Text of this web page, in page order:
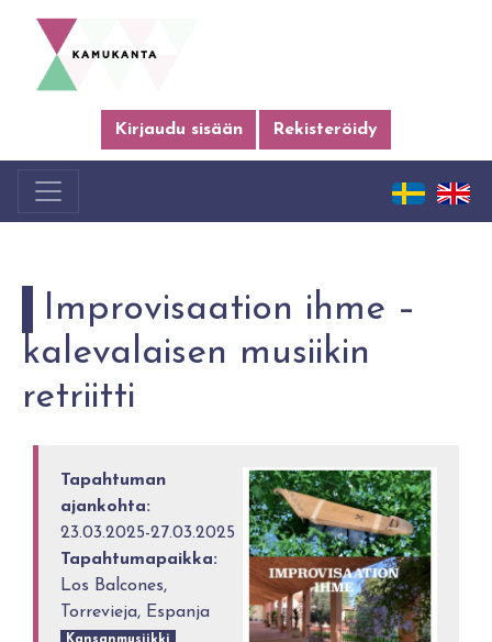
Kirjaudu sisään Rekisteröidy
Improvisaation ihme –
kalevalaisen musiikin
retriitti
Tapahtuman
ajankohta:
23.03.2025-27.03.2025
Tapahtumapaikka:
Los Balcones,
Torrevieja, Espanja